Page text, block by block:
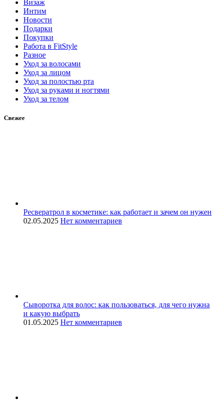
Визаж
Интим
Новости
Подарки
Покупки
Работа в FitStyle
Разное
Уход за волосами
Уход за лицом
Уход за полостью рта
Уход за руками и ногтями
Уход за телом
Свежее
Ресвератрол в косметике: как работает и зачем он нужен
02.05.2025 Нет комментариев
Сыворотка для волос: как пользоваться, для чего нужна
и какую выбрать
01.05.2025 Нет комментариев